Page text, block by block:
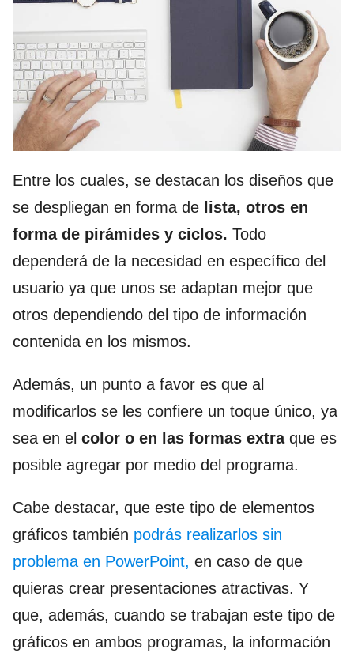
Entre los cuales, se destacan los diseños que
se despliegan en forma de lista, otros en
forma de pirámides y ciclos. Todo
dependerá de la necesidad en específico del
usuario ya que unos se adaptan mejor que
otros dependiendo del tipo de información
contenida en los mismos.
Además, un punto a favor es que al
modificarlos se les confiere un toque único, ya
sea en el color o en las formas extraque es
posible agregar por medio del programa.
Cabe destacar, que este tipo de elementos
gráficos también podrás realizarlos sin
problema en PowerPoint, en caso de que
quieras crear presentaciones atractivas. Y
que, además, cuando se trabajan este tipo de
gráficos en ambos programas, la información